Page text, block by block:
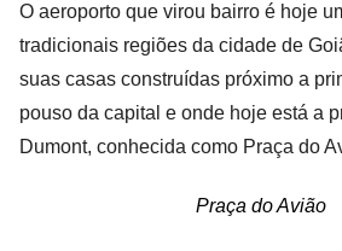
O aeroporto que virou bairro é hoje
tradicionais regiões da cidade de
suas casas construídas próximo a
pouso da capital e onde hoje está a
Dumont, conhecida como Praça do
Praça do Avião